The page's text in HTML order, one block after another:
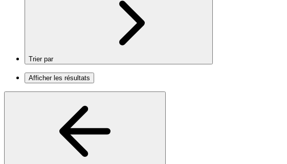
Trier par
Afficher les résultats